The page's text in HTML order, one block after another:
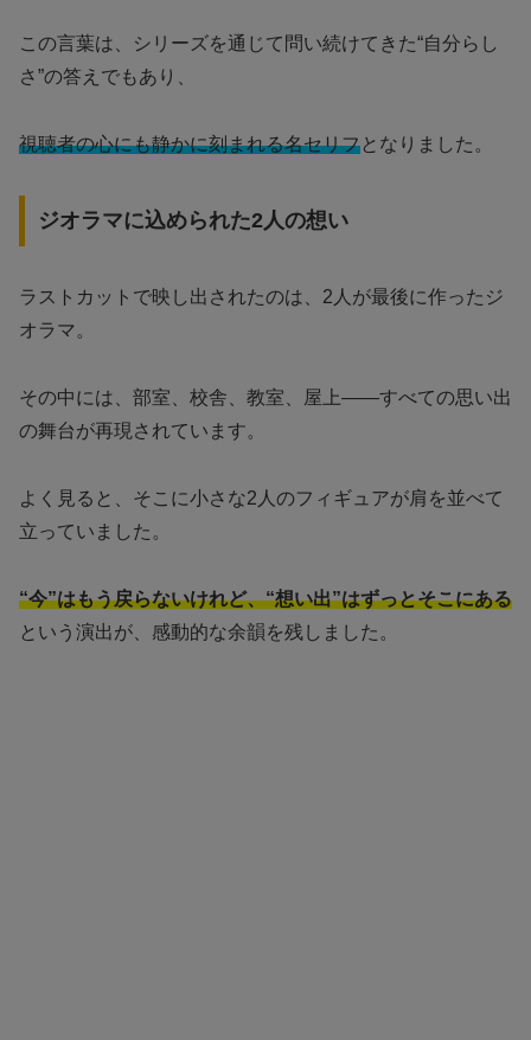
この言葉は、シリーズを通じて問い続けてきた“自分らし
さ”の答えでもあり、
視聴者の心にも静かに刻まれる名セリフとなりました。
ジオラマに込められた2人の想い
ラストカットで映し出されたのは、2人が最後に作ったジ
オラマ。
その中には、部室、校舎、教室、屋上――すべての思い出
の舞台が再現されています。
よく見ると、そこに小さな2人のフィギュアが肩を並べて
立っていました。
“今”はもう戻らないけれど、“想い出”はずっとそこにある
という演出が、感動的な余韻を残しました。